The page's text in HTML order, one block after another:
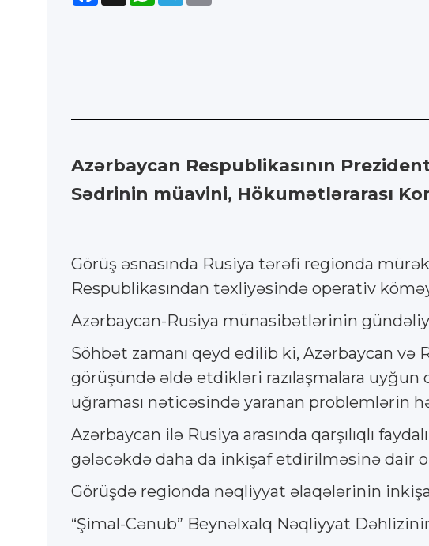
Azərbaycan Respublikasının
Sədrinin müavini, Hökumətlərarası
Görüş əsnasında Rusiya tərəfi regionda
Respublikasından təxliyəsində operativ
Azərbaycan-Rusiya münasibətlərinin
Söhbət zamanı qeyd edilib ki, Azərbaycan
görüşündə əldə etdikləri razılaşmalara uyğun
uğraması nəticəsində yaranan problemlərin
Azərbaycan ilə Rusiya arasında qarşılıqlı
gələcəkdə daha da inkişaf etdirilməsinə dair
Görüşdə regionda nəqliyyat əlaqələrinin
“Şimal-Cənub” Beynəlxalq Nəqliyyat